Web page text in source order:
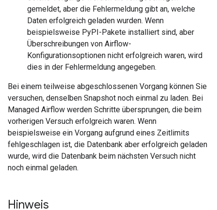
gemeldet, aber die Fehlermeldung gibt an, welche
Daten erfolgreich geladen wurden. Wenn
beispielsweise PyPI-Pakete installiert sind, aber
Überschreibungen von Airflow-
Konfigurationsoptionen nicht erfolgreich waren, wird
dies in der Fehlermeldung angegeben.
Bei einem teilweise abgeschlossenen Vorgang können Sie
versuchen, denselben Snapshot noch einmal zu laden. Bei
Managed Airflow werden Schritte übersprungen, die beim
vorherigen Versuch erfolgreich waren. Wenn
beispielsweise ein Vorgang aufgrund eines Zeitlimits
fehlgeschlagen ist, die Datenbank aber erfolgreich geladen
wurde, wird die Datenbank beim nächsten Versuch nicht
noch einmal geladen.
Hinweis